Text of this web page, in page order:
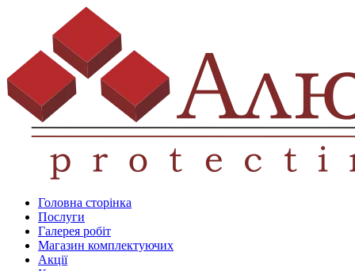
Головна сторінка
Послуги
Галерея робіт
Магазин комплектуючих
Акції